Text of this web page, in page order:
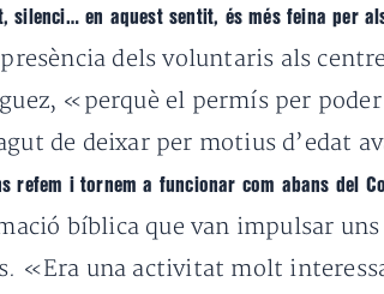
en aquest sentit, és més feina per
dels voluntaris als
«perquè el permís per
de deixar per motius d’edat
refem i tornem a funcionar com abans del
bíblica que van impulsar
«Era una activitat molt